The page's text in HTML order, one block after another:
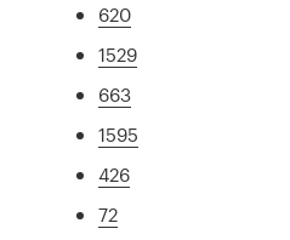
620
1529
663
1595
426
72